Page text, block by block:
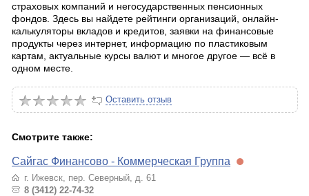
страховых компаний и негосударственных пенсионных
фондов. Здесь вы найдете рейтинги организаций, онлайн-
калькуляторы вкладов и кредитов, заявки на финансовые
продукты через интернет, информацию по пластиковым
картам, актуальные курсы валют и многое другое — всё в
одном месте.
Оставить отзыв
Смотрите также:
Сайгас Финансово - Коммерческая Группа
г. Ижевск, пер. Северный, д. 61
8 (3412) 22-74-32